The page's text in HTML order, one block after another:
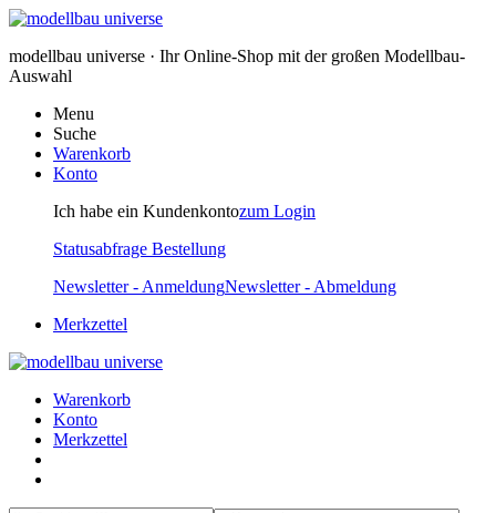
modellbau universe · Ihr Online-Shop mit der großen Modellbau-
Auswahl
Menu
Suche
Warenkorb
Konto
Ich habe ein Kundenkontozum Login
Statusabfrage Bestellung
Newsletter - AnmeldungNewsletter - Abmeldung
Merkzettel
Warenkorb
Konto
Merkzettel